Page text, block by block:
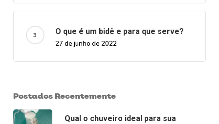
O que é um bidê e para que serve?
27 de junho de 2022
Postados Recentemente
Qual o chuveiro ideal para sua